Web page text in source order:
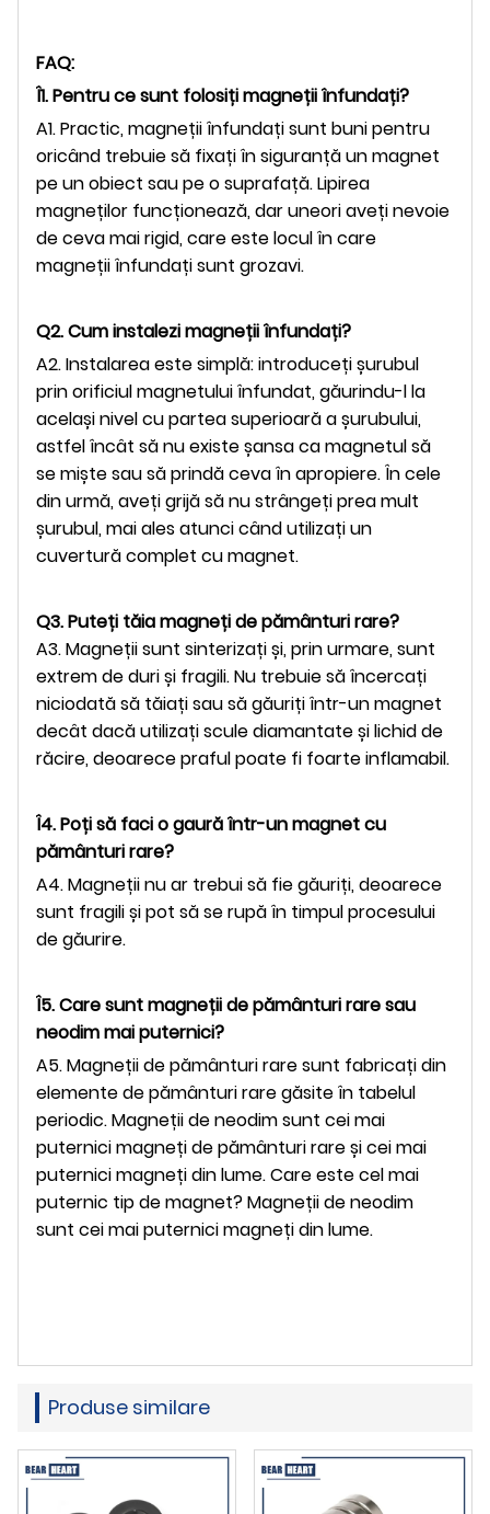
FAQ:
Î1. Pentru ce sunt folosiți magneții înfundați?
A1. Practic, magneții înfundați sunt buni pentru
oricând trebuie să fixați în siguranță un magnet
pe un obiect sau pe o suprafață. Lipirea
magneților funcționează, dar uneori aveți nevoie
de ceva mai rigid, care este locul în care
magneții înfundați sunt grozavi.
Q2. Cum instalezi magneții înfundați?
A2. Instalarea este simplă: introduceți șurubul
prin orificiul magnetului înfundat, găurindu-l la
același nivel cu partea superioară a șurubului,
astfel încât să nu existe șansa ca magnetul să
se miște sau să prindă ceva în apropiere. În cele
din urmă, aveți grijă să nu strângeți prea mult
șurubul, mai ales atunci când utilizați un
cuvertură complet cu magnet.
Q3. Puteți tăia magneți de pământuri rare?
A3. Magneții sunt sinterizați și, prin urmare, sunt
extrem de duri și fragili. Nu trebuie să încercați
niciodată să tăiați sau să găuriți într-un magnet
decât dacă utilizați scule diamantate și lichid de
răcire, deoarece praful poate fi foarte inflamabil.
Î4. Poți să faci o gaură într-un magnet cu
pământuri rare?
A4. Magneții nu ar trebui să fie găuriți, deoarece
sunt fragili și pot să se rupă în timpul procesului
de găurire.
Î5. Care sunt magneții de pământuri rare sau
neodim mai puternici?
A5. Magneții de pământuri rare sunt fabricați din
elemente de pământuri rare găsite în tabelul
periodic. Magneții de neodim sunt cei mai
puternici magneți de pământuri rare și cei mai
puternici magneți din lume. Care este cel mai
puternic tip de magnet? Magneții de neodim
sunt cei mai puternici magneți din lume.
Produse similare